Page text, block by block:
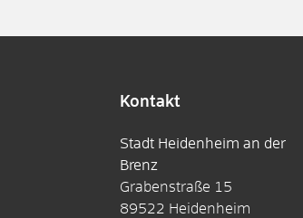
Kontakt
Stadt Heidenheim an der
Brenz
Grabenstraße 15
89522 Heidenheim